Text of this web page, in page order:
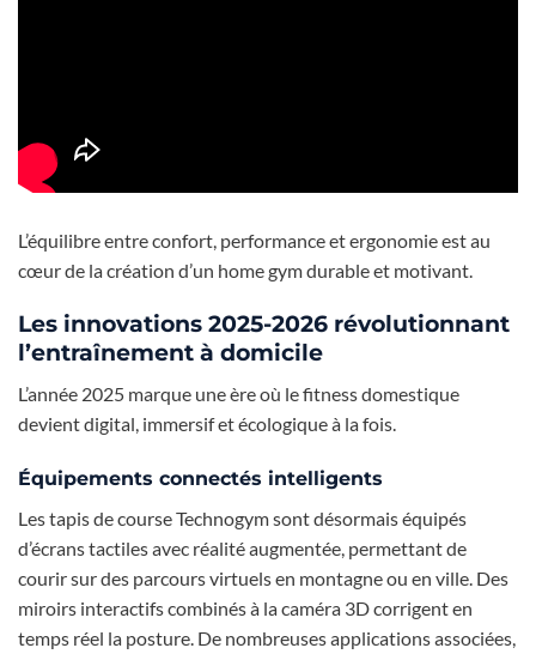
L’équilibre entre confort, performance et ergonomie est au
cœur de la création d’un home gym durable et motivant.
Les innovations 2025-2026 révolutionnant
l’entraînement à domicile
L’année 2025 marque une ère où le fitness domestique
devient digital, immersif et écologique à la fois.
Équipements connectés intelligents
Les tapis de course Technogym sont désormais équipés
d’écrans tactiles avec réalité augmentée, permettant de
courir sur des parcours virtuels en montagne ou en ville. Des
miroirs interactifs combinés à la caméra 3D corrigent en
temps réel la posture. De nombreuses applications associées,